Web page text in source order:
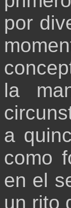
por
la
a
como
en el
un rito